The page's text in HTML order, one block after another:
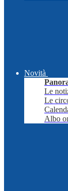
Novità
Le
Le
Albo